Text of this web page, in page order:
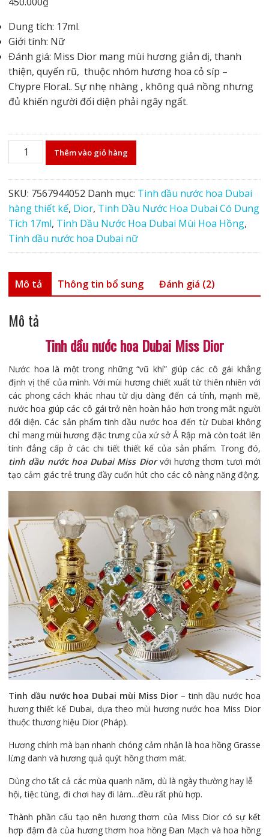
Dung tích: 17ml.
Giới tính: Nữ
Đánh giá: Miss Dior mang mùi hương giản dị, thanh
thiện, quyến rũ, thuộc nhóm hương hoa cỏ síp –
Chypre Floral.. Sự nhẹ nhàng , không quá nồng nhưng
đủ khiến người đối diện phải ngây ngất.
Nước
hoa
Miss
Dior
17ml
tinh
dầu
Dubai
lượng
Thêm vào giỏ hàng
SKU: 7567944052 Danh mục: Tinh dầu nước hoa Dubai
hàng thiết kế, Dior, Tinh Dầu Nước Hoa Dubai Có Dung
Tích 17ml, Tinh Dầu Nước Hoa Dubai Mùi Hoa Hồng,
Tinh dầu nước hoa Dubai nữ
Mô tả Thông tin bổ sung Đánh giá (2)
Mô tả
Tinh dầu nước hoa Dubai Miss Dior
Nước hoa là một trong những “vũ khí” giúp các cô gái khẳng
định vị thế của mình. Với mùi hương chiết xuất từ thiên nhiên với
các phong cách khác nhau từ dịu dàng đến cá tính, mạnh mẽ,
nước hoa giúp các cô gái trở nên hoàn hảo hơn trong mắt người
đối diện. Các sản phẩm tinh dầu nước hoa đến từ Dubai không
chỉ mang mùi hương đặc trưng của xứ sở Ả Rập mà còn toát lên
tính đẳng cấp ở các chi tiết thiết kế của sản phẩm. Trong đó,
tinh dầu nước hoa Dubai Miss Diorvới hương thơm tươi mới
tạo cảm giác trẻ trung đầy cuốn hút cho các cô nàng năng động.
Tinh dầu nước hoa Dubai mùi Miss Dior– tinh dầu nước hoa
hương thiết kế Dubai, dựa theo mùi hương nước hoa Miss Dior
thuộc thương hiệu Dior (Pháp).
Hương chính mà bạn nhanh chóng cảm nhận là hoa hồng Grasse
lừng danh và hương quả quýt hồng thơm mát.
Dùng cho tất cả các mùa quanh năm, dù là ngày thường hay lễ
hội, tiệc tùng, đi chơi hay đi làm…đều rất phù hợp.
Thành phần cấu tạo nên hương thơm của Miss Dior có sự kết
hợp đậm đà của hương thơm hoa hồng Đan Mạch và hoa hồng